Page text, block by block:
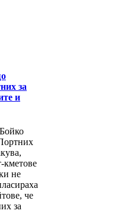
за
и
кметове
не
че
за